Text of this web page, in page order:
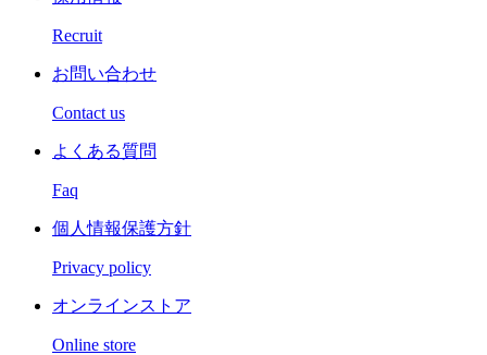
Recruit
お問い合わせ
Contact us
よくある質問
Faq
個人情報保護方針
Privacy policy
オンラインストア
Online store